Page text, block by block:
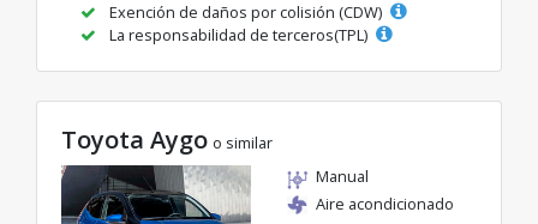
Exención de daños por colisión (CDW)
La responsabilidad de terceros(TPL)
Toyota Aygo o similar
Manual
Aire acondicionado